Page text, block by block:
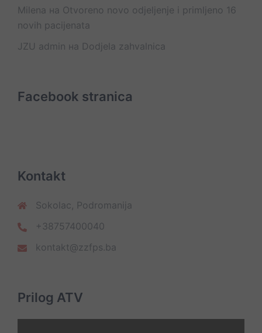
Milena на Otvoreno novo odjeljenje i primljeno 16
novih pacijenata
JZU admin на Dodjela zahvalnica
Facebook stranica
Kontakt
Sokolac, Podromanija
+38757400040
kontakt@zzfps.ba
Prilog ATV